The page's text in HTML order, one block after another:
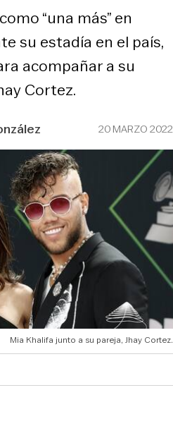
“una más” en
su estadía en el país,
acompañar a su
Cortez.
20 MARZO 2022
Mia Khalifa junto a su pareja, Jhay Cortez.